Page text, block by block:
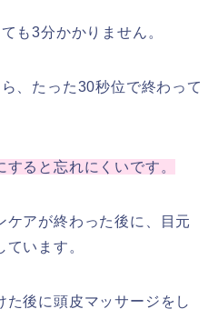
も3分かかりません。
、たった30秒位で終わって
ると忘れにくいです。
ケアが終わった後に、目元
います。
た後に頭皮マッサージをし